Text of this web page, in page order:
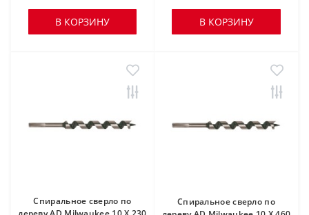
В КОРЗИНУ В КОРЗИНУ
Спиральное сверло по
Спиральное сверло по